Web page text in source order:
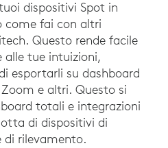
dispositivi Spot in
come fai con altri
Questo rende facile
alle tue intuizioni,
esportarli su dashboard
e altri. Questo si
totali e integrazioni
di dispositivi di
di rilevamento.